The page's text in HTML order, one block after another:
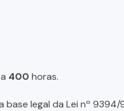
a 400 horas.
legal da Lei nº 9394/